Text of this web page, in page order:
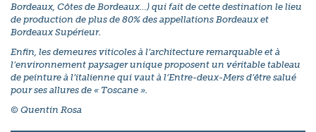
Bordeaux, Côtes de Bordeaux…) qui fait de cette destination le lieu
de production de plus de 80% des appellations Bordeaux et
Bordeaux Supérieur.
Enfin, les demeures viticoles à l’architecture remarquable et à
l’environnement paysager unique proposent un véritable tableau
de peinture à l’italienne qui vaut à l’Entre-deux-Mers d’être salué
pour ses allures de « Toscane ».
© Quentin Rosa